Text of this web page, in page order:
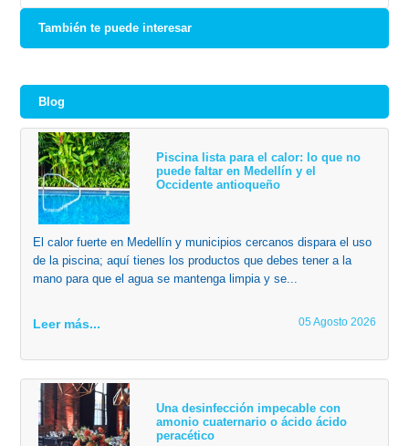
También te puede interesar
Blog
Piscina lista para el calor: lo que no
puede faltar en Medellín y el
Occidente antioqueño
El calor fuerte en Medellín y municipios cercanos dispara el uso
de la piscina; aquí tienes los productos que debes tener a la
mano para que el agua se mantenga limpia y se...
Leer más... 05 Agosto 2026
Una desinfección impecable con
amonio cuaternario o ácido ácido
peracético